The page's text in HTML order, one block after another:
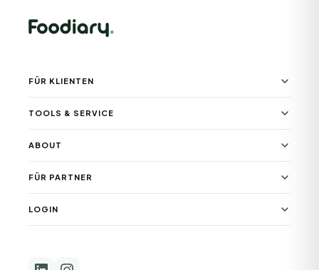
FÜR KLIENTEN
TOOLS & SERVICE
ABOUT
FÜR PARTNER
LOGIN